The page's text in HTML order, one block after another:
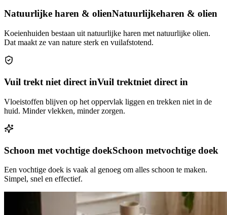
Natuurlijke haren & olienNatuurlijkeharen & olien
Koeienhuiden bestaan uit natuurlijke haren met natuurlijke olien.
Dat maakt ze van nature sterk en vuilafstotend.
Vuil trekt niet direct inVuil trektniet direct in
Vloeistoffen blijven op het oppervlak liggen en trekken niet in de
huid. Minder vlekken, minder zorgen.
Schoon met vochtige doekSchoon metvochtige doek
Een vochtige doek is vaak al genoeg om alles schoon te maken.
Simpel, snel en effectief.